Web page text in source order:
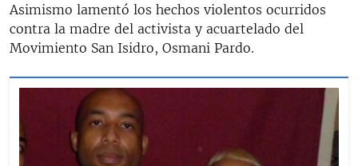
Asimismo lamentó los hechos violentos ocurridos
contra la madre del activista y acuartelado del
Movimiento San Isidro, Osmani Pardo.